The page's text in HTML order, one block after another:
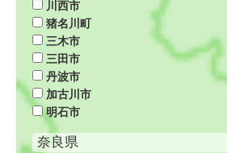
川西市
猪名川町
三木市
三田市
丹波市
加古川市
明石市
奈良県